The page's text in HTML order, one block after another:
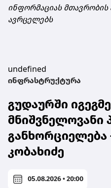
ინფორმაციას მთავრობის
ავრცელებს
undefined
ინფრასტრუქტურა
გუდაურში
მნიშვნელოვანი
განხორციელება
კობახიძე
05.08.2026 • 20:00